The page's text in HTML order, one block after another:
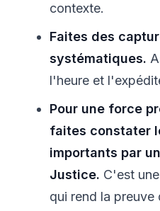
contexte.
Faites des
systématiques.
l'heure et
Pour une force
faites constater
importants par
Justice. C'est
qui rend la